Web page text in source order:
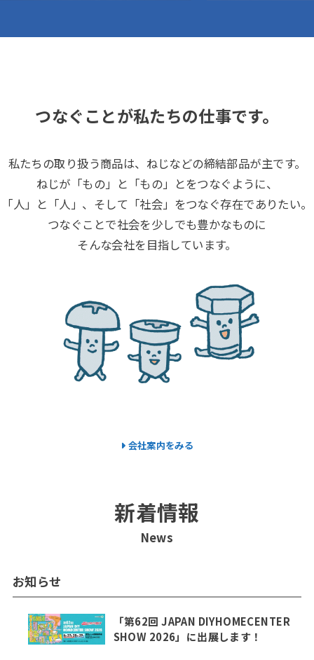
つなぐことが私たちの仕事です。
私たちの取り扱う商品は、ねじなどの締結部品が主です。
ねじが「もの」と「もの」とをつなぐように、
「人」と「人」、そして「社会」をつなぐ存在でありたい。
つなぐことで社会を少しでも豊かなものに
そんな会社を目指しています。
会社案内をみる
新着情報
News
お知らせ
「第62回 JAPAN DIYHOMECENTER
SHOW 2026」に出展します！